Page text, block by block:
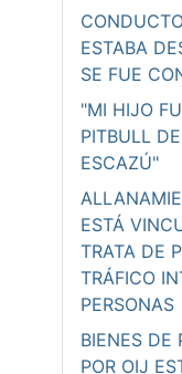
ESTABA
SE FUE
"MI HIJO
PITBULL
ESCAZÚ"
ESTÁ
TRATA DE
TRÁFICO
PERSONAS
BIENES DE
POR OIJ